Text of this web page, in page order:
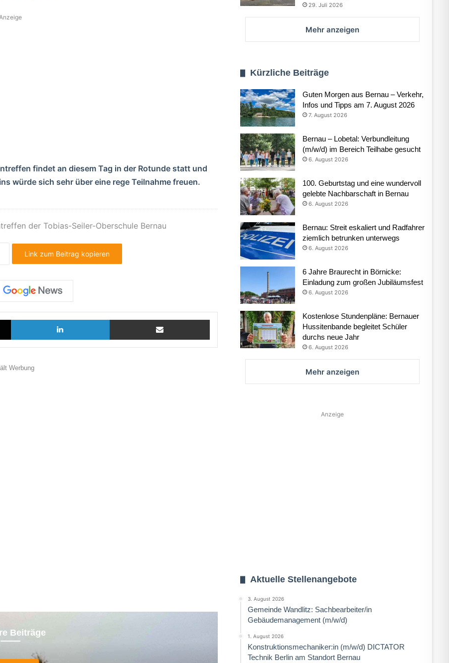
Anzeige
findet an diesem Tag in der Rotunde statt und
würde sich sehr über eine rege Teilnahme freuen.
der Tobias-Seiler-Oberschule Bernau
Link zum Beitrag kopieren
X LinkedIn Teilen via E-Mail
Werbung
Beiträge
29. Juli 2026
Mehr anzeigen
Kürzliche Beiträge
Guten Morgen aus Bernau – Verkehr,
Infos und Tipps am 7. August 2026
7. August 2026
Bernau – Lobetal: Verbundleitung
(m/w/d) im Bereich Teilhabe gesucht
6. August 2026
100. Geburtstag und eine wundervoll
gelebte Nachbarschaft in Bernau
6. August 2026
Bernau: Streit eskaliert und Radfahrer
ziemlich betrunken unterwegs
6. August 2026
6 Jahre Braurecht in Börnicke:
Einladung zum großen Jubiläumsfest
6. August 2026
Kostenlose Stundenpläne: Bernauer
Hussitenbande begleitet Schüler
durchs neue Jahr
6. August 2026
Mehr anzeigen
Anzeige
Aktuelle Stellenangebote
3. August 2026
Gemeinde Wandlitz: Sachbearbeiter/in
Gebäudemanagement (m/w/d)
1. August 2026
Konstruktionsmechaniker:in (m/w/d) DICTATOR
Technik Berlin am Standort Bernau